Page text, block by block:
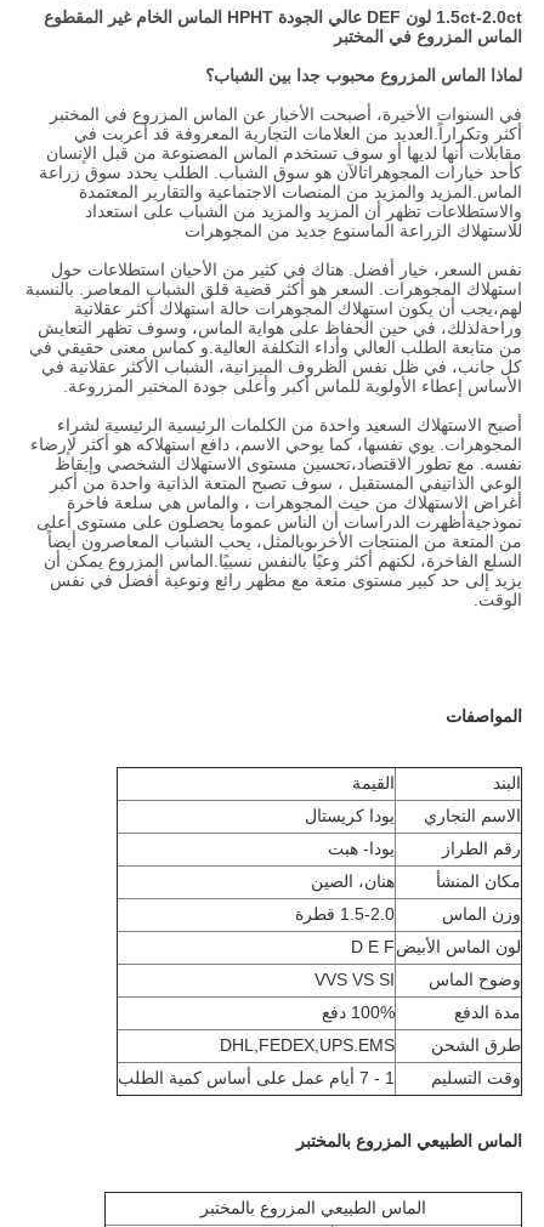
1.5ct-2.0ct لون DEF عالي الجودة HPHT الماس الخام غير المقطوع
الماس المزروع في المختبر
لماذا الماس المزروع محبوب جدا بين الشباب؟
في السنوات الأخيرة، أصبحت الأخبار عن الماس المزروع في المختبر
أكثر وتكراراً.العديد من العلامات التجارية المعروفة قد أعربت في
مقابلات أنها لديها أو سوف تستخدم الماس المصنوعة من قبل الإنسان
كأحد خيارات المجوهراتالآن هو سوق الشباب. الطلب يحدد سوق زراعة
الماس.المزيد والمزيد من المنصات الاجتماعية والتقارير المعتمدة
والاستطلاعات تظهر أن المزيد والمزيد من الشباب على استعداد
للاستهلاك الزراعة الماسنوع جديد من المجوهرات
نفس السعر، خيار أفضل. هناك في كثير من الأحيان استطلاعات حول
استهلاك المجوهرات. السعر هو أكثر قضية قلق الشباب المعاصر. بالنسبة
لهم،يجب أن يكون استهلاك المجوهرات حالة استهلاك أكثر عقلانية
وراحةلذلك، في حين الحفاظ على هواية الماس، وسوف تظهر التعايش
من متابعة الطلب العالي وأداء التكلفة العالية.و كماس معنى حقيقي في
كل جانب، في ظل نفس الظروف الميزانية، الشباب الأكثر عقلانية في
الأساس إعطاء الأولوية للماس أكبر وأعلى جودة المختبر المزروعة.
أصبح الاستهلاك السعيد واحدة من الكلمات الرئيسية الرئيسية لشراء
المجوهرات. يوي نفسها، كما يوحي الاسم، دافع استهلاكه هو أكثر لإرضاء
نفسه. مع تطور الاقتصاد،تحسين مستوى الاستهلاك الشخصي وإيقاظ
الوعي الذاتيفي المستقبل ، سوف تصبح المتعة الذاتية واحدة من أكبر
أغراض الاستهلاك من حيث المجوهرات ، والماس هي سلعة فاخرة
نموذجيةأظهرت الدراسات أن الناس عموما يحصلون على مستوى أعلى
من المتعة من المنتجات الأخرىوبالمثل، يحب الشباب المعاصرون أيضاً
السلع الفاخرة، لكنهم أكثر وعيًا بالنفس نسبيًا.الماس المزروع يمكن أن
يزيد إلى حد كبير مستوى متعة مع مظهر رائع ونوعية أفضل في نفس
الوقت.
المواصفات
البند
القيمة
الاسم التجاري
يودا كريستال
رقم الطراز
يودا- هبت
مكان المنشأ
هنان، الصين
وزن الماس
1.5-2.0 قطرة
لون الماس الأبيضD E F
وضوح الماس
VVS VS SI
مدة الدفع
100% دفع
طرق الشحن
DHL,FEDEX,UPS.EMS
وقت التسليم
1 - 7 أيام عمل على أساس كمية الطلب
الماس الطبيعي المزروع بالمختبر
الماس الطبيعي المزروع بالمختبر